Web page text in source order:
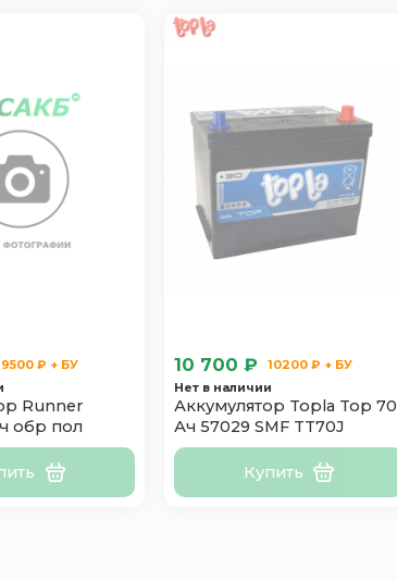
9500 ₽ + БУ
Runner
обр пол
10 700 ₽
10200 ₽ + БУ
Нет в наличии
Аккумулятор Topla Top 70
Ач 57029 SMF TT70J
Купить